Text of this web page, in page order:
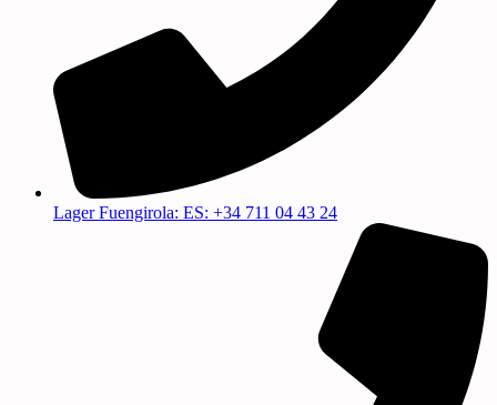
Lager Fuengirola: ES: +34 711 04 43 24